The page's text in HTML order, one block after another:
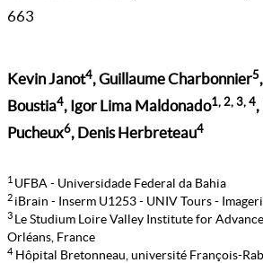
663
Kevin Janot4, Guillaume Charbonnier5
Boustia4, Igor Lima Maldonado1, 2, 3, 4,
Pucheux6, Denis Herbreteau4
1 UFBA - Universidade Federal da Bahia
2 iBrain - Inserm U1253 - UNIV Tours -
3 Le Studium Loire Valley Institute for
Orléans, France
4Hôpital Bretonneau, université François-